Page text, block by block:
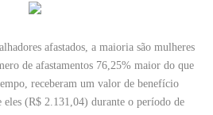
afastados, a maioria são mulheres
de afastamentos 76,25% maior do que
receberam um valor de benefício
(R$ 2.131,04) durante o período de